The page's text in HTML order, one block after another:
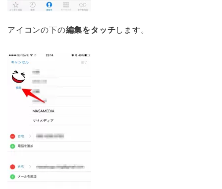
アイコンの下の編集をタッチします。